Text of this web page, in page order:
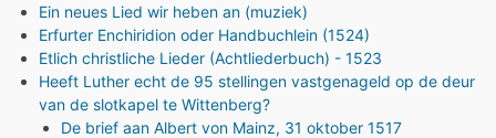
Ein neues Lied wir heben an (muziek)
Erfurter Enchiridion oder Handbuchlein (1524)
Etlich christliche Lieder (Achtliederbuch) - 1523
Heeft Luther echt de 95 stellingen vastgenageld op de deur
van de slotkapel te Wittenberg?
De brief aan Albert von Mainz, 31 oktober 1517